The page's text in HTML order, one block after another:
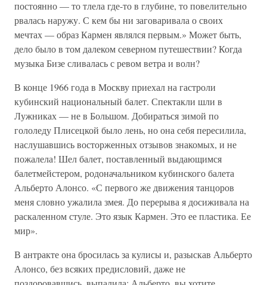
постоянно — то тлела где-то в глубине, то повелительно
рвалась наружу. С кем бы ни заговаривала о своих
мечтах — образ Кармен являлся первым.» Может быть,
дело было в том далеком северном путешествии? Когда
музыка Бизе сливалась с ревом ветра и волн?
В конце 1966 года в Москву приехал на гастроли
кубинский национальный балет. Спектакли шли в
Лужниках — не в Большом. Добираться зимой по
гололеду Плисецкой было лень, но она себя пересилила,
наслушавшись восторженных отзывов знакомых, и не
пожалела! Шел балет, поставленный выдающимся
балетмейстером, родоначальником кубинского балета
Альберто Алонсо. «С первого же движения танцоров
меня словно ужалила змея. До перерыва я досиживала на
раскаленном стуле. Это язык Кармен. Это ее пластика. Ее
мир».
В антракте она бросилась за кулисы и, разыскав Альберто
Алонсо, без всяких предисловий, даже не